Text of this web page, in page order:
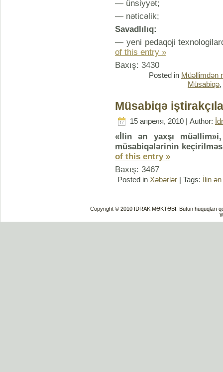
— ünsiyyət;
— nəticəlik;
Savadlılıq:
— yeni pedaqoji
of this entry »
Baxış: 3430
Posted in Müəllimdən
Müsabiqə,
Müsabiqə
15 апреля, 2010 | Author:
«İlin ən yaxşı
müsabiqələrinin
of this entry »
Baxış: 3467
Posted in Xəbərlər | Tags: İlin
Copyright © 2010 İDRAK MƏKTƏBİ. Bütün hüquqları